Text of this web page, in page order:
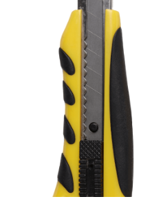
E-MAIL
sales@hung-shuh.com.tw